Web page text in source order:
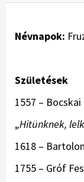
Névnapok:
Születések
1557 –
,,Hitünknek,
1618 –
1755 – Gróf